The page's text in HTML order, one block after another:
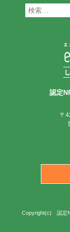
検
索:
認定
〒
Copyright(c) 認定